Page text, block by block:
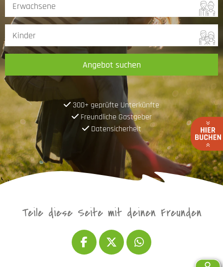
Angebot suchen
300+ geprüfte Unterkünfte
Freundliche Gastgeber
Datensicherheit
Teile diese Seite mit deinen Freunden